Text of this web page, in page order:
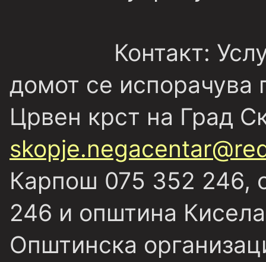
Контакт:
домот се испорачува
Црвен крст на Град
Карпош 075 352 246,
246 и општина
Општинска